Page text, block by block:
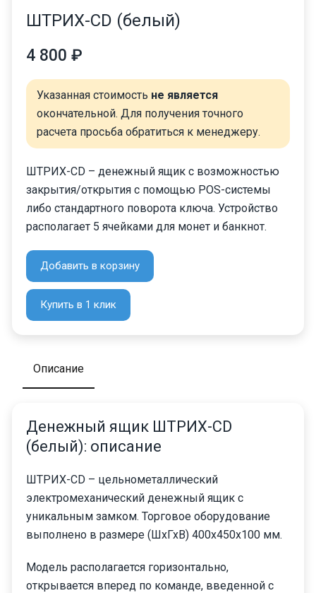
ШТРИХ-CD (белый)
4 800 ₽
Указанная стоимость не является
окончательной. Для получения точного
расчета просьба обратиться к менеджеру.
ШТРИХ-CD – денежный ящик с возможностью
закрытия/открытия с помощью POS-системы
либо стандартного поворота ключа. Устройство
располагает 5 ячейками для монет и банкнот.
Добавить в корзину
Купить в 1 клик
Описание
Денежный ящик ШТРИХ-CD
(белый): описание
ШТРИХ-CD – цельнометаллический
электромеханический денежный ящик с
уникальным замком. Торговое оборудование
выполнено в размере (ШхГхВ) 400х450х100 мм.
Модель располагается горизонтально,
открывается вперед по команде, введенной с